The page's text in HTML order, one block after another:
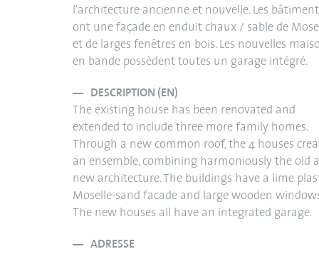
l'architecture ancienne et nouvelle. Les
ont une façade en enduit chaux / sable de
et de larges fenêtres en bois. Les nouvelles
en bande possèdent toutes un garage intégré.
DESCRIPTION (EN)
The existing house has been renovated and
extended to include three more family homes.
Through a new common roof, the 4 houses
an ensemble, combining harmoniously the old
new architecture. The buildings have a lime
Moselle-sand facade and large wooden
The new houses all have an integrated garage.
ADRESSE